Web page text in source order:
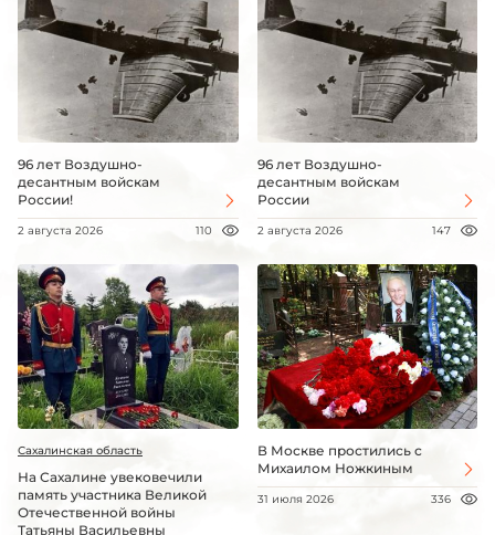
96 лет Воздушно-
десантным войскам
России!
2 августа 2026 110
96 лет Воздушно-
десантным войскам
России
2 августа 2026 147
Сахалинская область
На Сахалине увековечили
память участника Великой
Отечественной войны
Татьяны Васильевны
В Москве простились с
Михаилом Ножкиным
31 июля 2026 336